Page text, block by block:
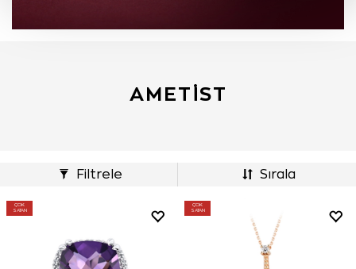
AMETIST
Filtrele Sırala
ÇOK
SATAN
ÇOK
SATAN